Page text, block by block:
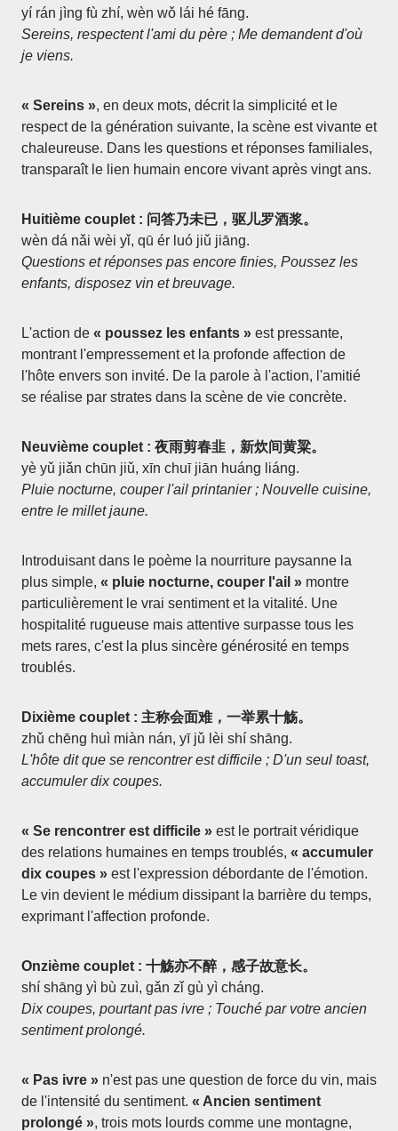
yí rán jìng fù zhí, wèn wǒ lái hé fāng.
Sereins, respectent l'ami du père ; Me demandent d'où
je viens.
« Sereins », en deux mots, décrit la simplicité et le
respect de la génération suivante, la scène est vivante et
chaleureuse. Dans les questions et réponses familiales,
transparaît le lien humain encore vivant après vingt ans.
Huitième couplet : 问答乃未已，驱儿罗酒浆。
wèn dá nǎi wèi yǐ, qū ér luó jiǔ jiāng.
Questions et réponses pas encore finies, Poussez les
enfants, disposez vin et breuvage.
L'action de « poussez les enfants » est pressante,
montrant l'empressement et la profonde affection de
l'hôte envers son invité. De la parole à l'action, l'amitié
se réalise par strates dans la scène de vie concrète.
Neuvième couplet : 夜雨剪春韭，新炊间黄粱。
yè yǔ jiǎn chūn jiǔ, xīn chuī jiān huáng liáng.
Pluie nocturne, couper l'ail printanier ; Nouvelle cuisine,
entre le millet jaune.
Introduisant dans le poème la nourriture paysanne la
plus simple, « pluie nocturne, couper l'ail » montre
particulièrement le vrai sentiment et la vitalité. Une
hospitalité rugueuse mais attentive surpasse tous les
mets rares, c'est la plus sincère générosité en temps
troublés.
Dixième couplet : 主称会面难，一举累十觞。
zhǔ chēng huì miàn nán, yī jǔ lèi shí shāng.
L'hôte dit que se rencontrer est difficile ; D'un seul toast,
accumuler dix coupes.
« Se rencontrer est difficile » est le portrait véridique
des relations humaines en temps troublés, « accumuler
dix coupes » est l'expression débordante de l'émotion.
Le vin devient le médium dissipant la barrière du temps,
exprimant l'affection profonde.
Onzième couplet : 十觞亦不醉，感子故意长。
shí shāng yì bù zuì, gǎn zǐ gù yì cháng.
Dix coupes, pourtant pas ivre ; Touché par votre ancien
sentiment prolongé.
« Pas ivre » n'est pas une question de force du vin, mais
de l'intensité du sentiment. « Ancien sentiment
prolongé », trois mots lourds comme une montagne,